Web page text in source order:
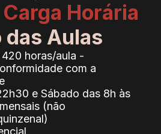
Carga Horária
das Aulas
horas/aula -
com a
e Sábado das 8h às
(não